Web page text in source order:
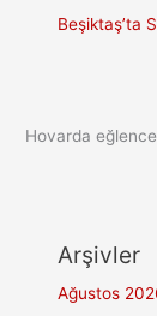
Beşiktaş’ta
Hovarda
Arşivler
Ağustos